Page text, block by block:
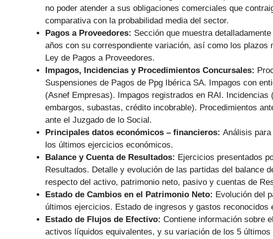
no poder atender a sus obligaciones comerciales que
comparativa con la probabilidad media del sector.
Pagos a Proveedores: Sección que muestra
años con su correspondiente variación, así como los plazos
Ley de Pagos a Proveedores.
Impagos, Incidencias y Procedimientos Concursales:
Suspensiones de Pagos de Ppg Ibérica SA. Impagos con
(Asnef Empresas). Impagos registrados en RAI.
embargos, subastas, crédito incobrable). Procedimientos
ante el Juzgado de lo Social.
Principales datos económicos – financieros: Análisis
los últimos ejercicios económicos.
Balance y Cuenta de Resultados: Ejercicios presentados
Resultados. Detalle y evolución de las partidas del balance
respecto del activo, patrimonio neto, pasivo y cuentas de
Estado de Cambios en el Patrimonio Neto: Evolución del
últimos ejercicios. Estado de ingresos y gastos reconocidos
Estado de Flujos de Efectivo: Contiene información sobre
activos líquidos equivalentes, y su variación de los 5